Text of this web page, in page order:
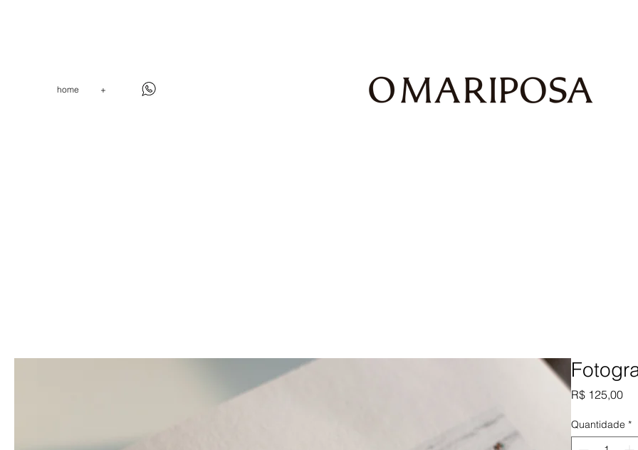
home +
R$ 125,00
Quantidade *